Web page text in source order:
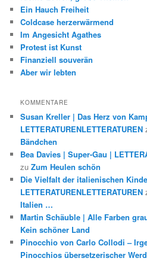
Ein Hauch Freiheit
Coldcase herzerwärmend
Im Angesicht Agathes
Protest ist Kunst
Finanziell souverän
Aber wir lebten
KOMMENTARE
Susan Kreller | Das Herz von
LETTERATURENLETTERATUREN
Bändchen
Bea Davies | Super-Gau |
zuZum Heulen schön
Die Vielfalt der italienischen
LETTERATURENLETTERATUREN
Italien …
Martin Schäuble | Alle Farben
Kein schöner Land
Pinocchio von Carlo Collodi –
Pinocchios übersetzerischer